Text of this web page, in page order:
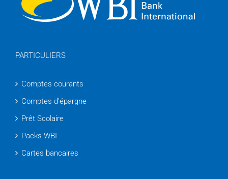
PARTICULIERS
Comptes courants
Comptes d’épargne
Prêt Scolaire
Packs WBI
Cartes bancaires